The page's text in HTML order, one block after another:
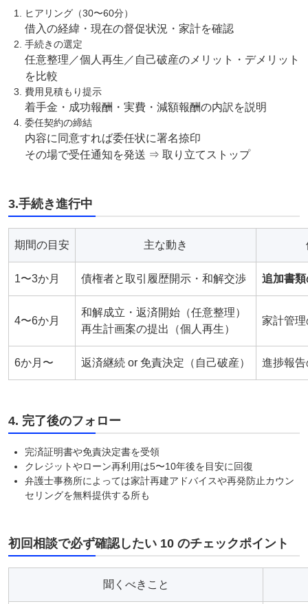
ヒアリング（30〜60分）
借入の経緯・現在の督促状況・家計を確認
手続きの選定
任意整理／個人再生／自己破産のメリット・デメリット
を比較
費用見積もり提示
着手金・成功報酬・実費・減額報酬の内訳を説明
委任契約の締結
内容に同意すれば委任状に署名捺印
その場で受任通知を発送 ⇒ 取り立てストップ
3.手続き進行中
期間の目安 主な動き
1〜3か月 債権者と取引履歴開示・和解交渉 追加書
4〜6か月
和解成立・返済開始（任意整理）
再生計画案の提出（個人再生）
家計管
6か月〜 返済継続 or 免責決定（自己破産） 進捗報
4. 完了後のフォロー
完済証明書や免責決定書を受領
クレジットやローン再利用は5〜10年後を目安に回復
弁護士事務所によっては家計再建アドバイスや再発防止カウン
セリングを無料提供する所も
初回相談で必ず確認したい 10 のチェックポイント
聞くべきこと